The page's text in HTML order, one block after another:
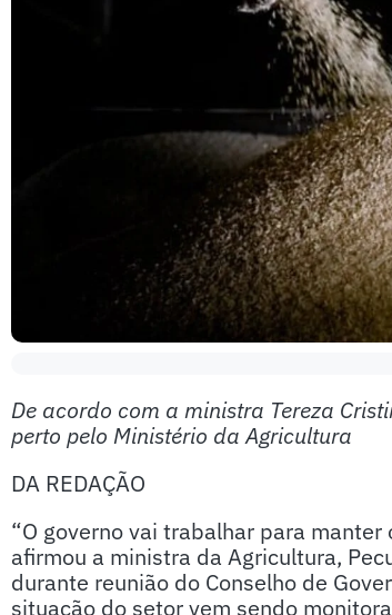
De acordo com a ministra Tereza
perto pelo Ministério da Agricultura
DA REDAÇÃO
“O governo vai trabalhar para
afirmou a ministra da Agricultura,
durante reunião do Conselho de
situação do setor vem sendo